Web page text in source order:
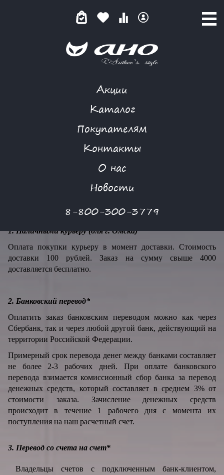
Акции
Каталог
Покупателям
Контакты
О нас
Новости
8-800-300-3779
СПОСОБЫ ОПЛАТЫ
В интернет-магазине Модного Дома «АНО» выбранный
Вами товар возможно оплатить следующими способами:
1. Наличными курьеру (для г. Омска)
Оплата покупки курьеру в момент доставки. Стоимость
доставки 100 рублей. Заказ на сумму свыше 4000
доставляется бесплатно.
2. Банковский перевод*
Оплатить заказ банковским переводом можно как через
Сбербанк, так и через любой другой банк, действующий на
территории Российской Федерации.
Примерный срок перевода денег между банками составляет
не более 2-3 рабочих дней. При оплате банковского
перевода взимается комиссионный сбор банка за перевод
денежных средств, который составляет в среднем 3% от
стоимости заказа. Зачисление денежных средств
происходит в течение 1 рабочего дня с момента их
поступления на наш расчетный счет.
3. Перевод со счета на счет*
Владельцы счетов с подключенным банк-клиентом,